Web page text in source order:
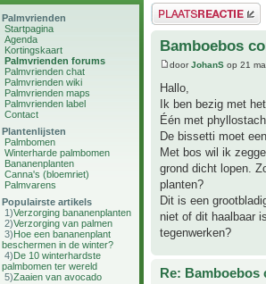
Palmvrienden
Startpagina
Agenda
Kortingskaart
Palmvrienden forums
Palmvrienden chat
Palmvrienden wiki
Palmvrienden maps
Palmvrienden label
Contact
Plantenlijsten
Palmbomen
Winterharde palmbomen
Bananenplanten
Canna's (bloemriet)
Palmvarens
Populairste artikels
1)Verzorging bananenplanten
2)Verzorging van palmen
3)Hoe een bananenplant
beschermen in de winter?
4)De 10 winterhardste
palmbomen ter wereld
5)Zaaien van avocado
Plaats een reactie
Bamboebos
doorJohanS op 21
Hallo,
Ik ben bezig met
Één met
De bissetti moet
Met bos wil ik
grond dicht lopen.
planten?
Dit is een
niet of dit haalbaar
tegenwerken?
Re: Bamboebos